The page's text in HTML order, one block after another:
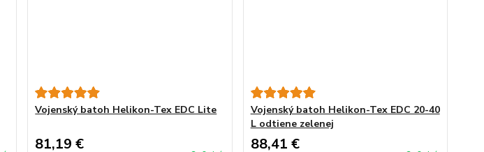
Vojenský batoh Helikon-Tex EDC Lite
81,19 €
Vojenský batoh Helikon-Tex EDC 20-40
L odtiene zelenej
88,41 €